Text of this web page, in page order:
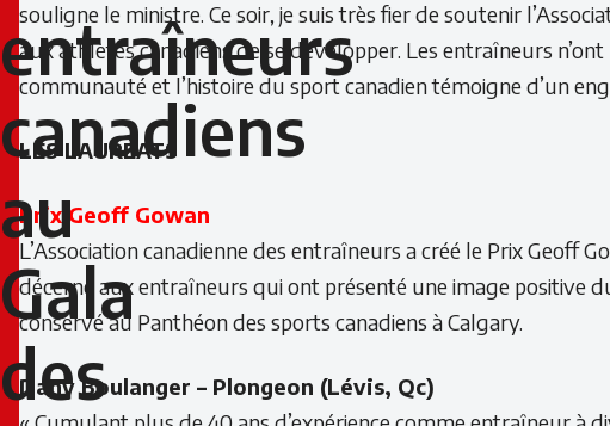
canadiens
au
Gala
Prix
du
leadership
sportif
entraîneurs
canadiens
au
Gala
des
souligne le ministre. Ce soir, je suis très fier de soutenir
aux athlètes canadiens de se développer. Les entraîneurs
communauté et l’histoire du sport canadien témoigne d’un
LES LAURÉATS
Prix Geoff Gowan
L’Association canadienne des entraîneurs a créé le Prix Geoff
décerné aux entraîneurs qui ont présenté une image positive
conservé au Panthéon des sports canadiens à Calgary.
Dany Boulanger – Plongeon (Lévis, Qc)